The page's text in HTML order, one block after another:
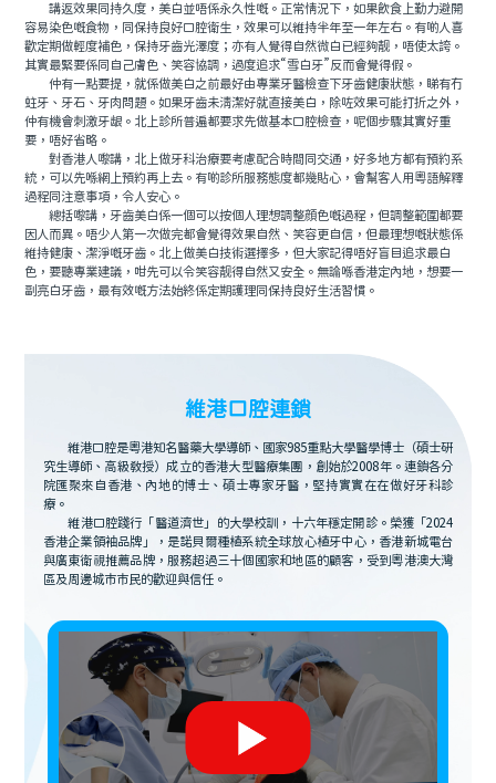
講返效果同持久度，美白並唔係永久性嘅。正常情況下，如果飲食上勤力避開
容易染色嘅食物，同保持良好口腔衛生，效果可以維持半年至一年左右。有啲人喜
歡定期做輕度補色，保持牙齒光澤度；亦有人覺得自然微白已經夠靓，唔使太誇。
其實最緊要係同自己膚色、笑容協調，過度追求“雪白牙”反而會覺得假。
仲有一點要提，就係做美白之前最好由專業牙醫檢查下牙齒健康狀態，睇有冇
蛀牙、牙石、牙肉問題。如果牙齒未清潔好就直接美白，除咗效果可能打折之外，
仲有機會刺激牙龈。北上診所普遍都要求先做基本口腔檢查，呢個步驟其實好重
要，唔好省略。
對香港人嚟講，北上做牙科治療要考慮配合時間同交通，好多地方都有預約系
統，可以先喺網上預約再上去。有啲診所服務態度都幾貼心，會幫客人用粵語解釋
過程同注意事項，令人安心。
總括嚟講，牙齒美白係一個可以按個人理想調整顔色嘅過程，但調整範圍都要
因人而異。唔少人第一次做完都會覺得效果自然、笑容更自信，但最理想嘅狀態係
維持健康、潔淨嘅牙齒。北上做美白技術選擇多，但大家記得唔好盲目追求最白
色，要聽專業建議，咁先可以令笑容靓得自然又安全。無論喺香港定內地，想要一
副亮白牙齒，最有效嘅方法始終係定期護理同保持良好生活習慣。
維港口腔連鎖
維港口腔是粵港知名醫藥大學導師、國家985重點大學醫學博士（碩士研
究生導師、高級教授）成立的香港大型醫療集團，創始於2008年。連鎖各分
院匯聚來自香港、內地的博士、碩士專家牙醫，堅持實實在在做好牙科診
療。
維港口腔踐行「醫道濟世」的大學校訓，十六年穩定開診。榮獲「2024
香港企業領袖品牌」，是諾貝爾種植系統全球放心植牙中心，香港新城電台
與廣東衛視推薦品牌，服務超過三十個國家和地區的顧客，受到粵港澳大灣
區及周邊城市市民的歡迎與信任。